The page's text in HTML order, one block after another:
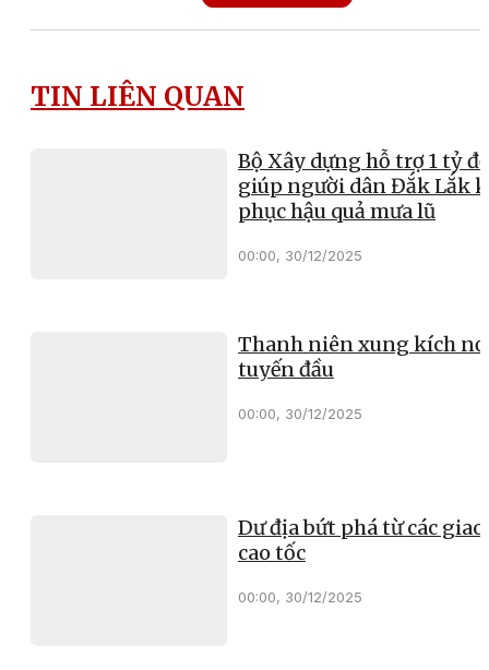
TIN LIÊN QUAN
Bộ Xây dựng hỗ trợ 1 tỷ
giúp người dân Đắk Lắk
phục hậu quả mưa lũ
00:00, 30/12/2025
Thanh niên xung kích
tuyến đầu
00:00, 30/12/2025
Dư địa bứt phá từ các
cao tốc
00:00, 30/12/2025